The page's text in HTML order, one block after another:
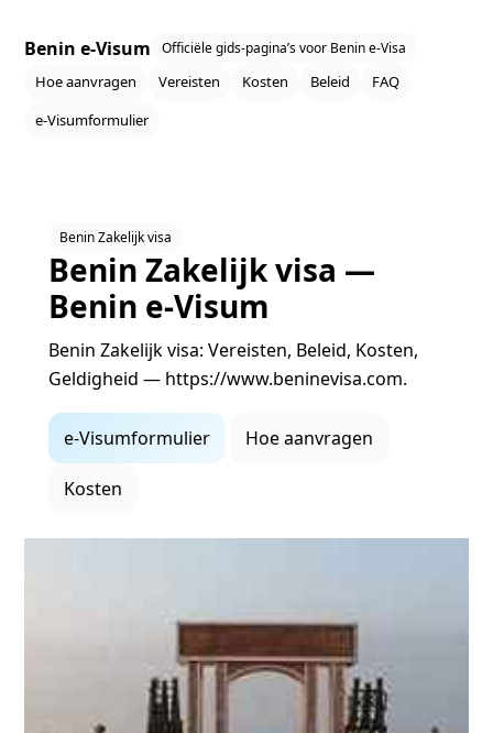
Benin e‑Visum Officiële gids‑pagina’s voor Benin e‑Visa
Hoe aanvragen Vereisten Kosten Beleid
FAQ
e‑Visumformulier
Benin Zakelijk visa
Benin Zakelijk visa —
Benin e‑Visum
Benin Zakelijk visa: Vereisten, Beleid, Kosten,
Geldigheid — https://www.beninevisa.com.
e‑Visumformulier Hoe aanvragen
Kosten